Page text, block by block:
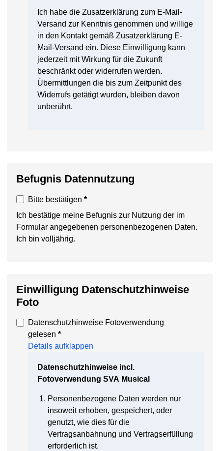
Ich habe die Zusatzerklärung zum E-Mail-
Versand zur Kenntnis genommen und willige
in den Kontakt gemäß Zusatzerklärung E-
Mail-Versand ein. Diese Einwilligung kann
jederzeit mit Wirkung für die Zukunft
beschränkt oder widerrufen werden.
Übermittlungen die bis zum Zeitpunkt des
Widerrufs getätigt wurden, bleiben davon
unberührt.
Befugnis Datennutzung
Bitte bestätigen *
Ich bestätige meine Befugnis zur Nutzung der im
Formular angegebenen personenbezogenen Daten.
Ich bin volljährig.
Einwilligung Datenschutzhinweise
Foto
Datenschutzhinweise Fotoverwendung
gelesen *
Details aufklappen
Datenschutzhinweise incl.
Fotoverwendung SVA Musical
Personenbezogene Daten werden nur
insoweit erhoben, gespeichert, oder
genutzt, wie dies für die
Vertragsanbahnung und Vertragserfüllung
erforderlich ist.